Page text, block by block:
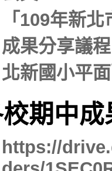
「109年新
成果分享議程
北新國小平
期中
https://